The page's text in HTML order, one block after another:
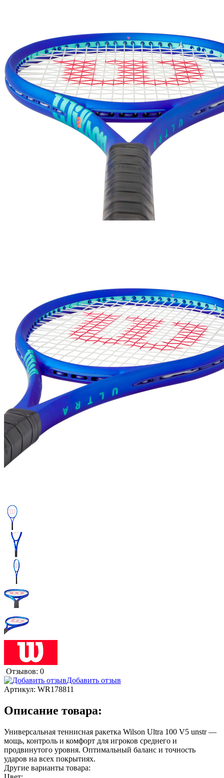
Отзывов: 0
Добавить отзыв
Артикул: WR178811
Описание товара:
Универсальная теннисная ракетка Wilson Ultra 100 V5 unstr —
мощь, контроль и комфорт для игроков среднего и
продвинутого уровня. Оптимальный баланс и точность
ударов на всех покрытиях.
Другие варианты товара: